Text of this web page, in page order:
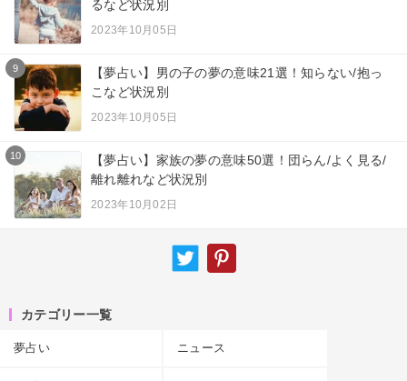
るなど状況別
2023年10月05日
9
【夢占い】男の子の夢の意味21選！知らない/抱っ
こなど状況別
2023年10月05日
10
【夢占い】家族の夢の意味50選！団らん/よく見る/
離れ離れなど状況別
2023年10月02日
カテゴリー一覧
夢占い ニュース